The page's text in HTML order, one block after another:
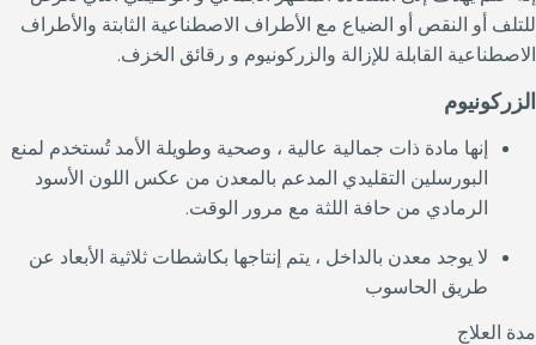
للتلف أو النقص أو الضياع مع الأطراف الاصطناعية الثابتة والأطراف
الاصطناعية القابلة للإزالة والزركونيوم و رقائق الخزف.
الزركونيوم
إنها مادة ذات جمالية عالية ، وصحية وطويلة الأمد تُستخدم لمنع
البورسلين التقليدي المدعم بالمعدن من عكس اللون الأسود
الرمادي من حافة اللثة مع مرور الوقت.
لا يوجد معدن بالداخل ، يتم إنتاجها بكاشطات ثلاثية الأبعاد عن
طريق الحاسوب
مدة العلاج